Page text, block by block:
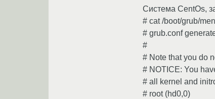
Система CentOs,
# cat /boot/grub/
# grub.conf
#
# Note that you do
# NOTICE: You
# all kernel and
# root (hd0,0)